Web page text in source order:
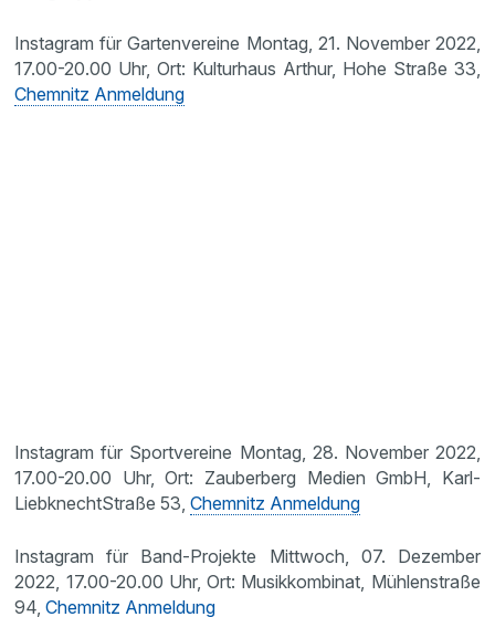
Instagram für Gartenvereine Montag, 21. November 2022,
17.00-20.00 Uhr, Ort: Kulturhaus Arthur, Hohe Straße 33,
Chemnitz Anmeldung
Instagram für Sportvereine Montag, 28. November 2022,
17.00-20.00 Uhr, Ort: Zauberberg Medien GmbH, Karl-
LiebknechtStraße 53,Chemnitz Anmeldung
Instagram für Band-Projekte Mittwoch, 07. Dezember
2022, 17.00-20.00 Uhr, Ort: Musikkombinat, Mühlenstraße
94,Chemnitz Anmeldung